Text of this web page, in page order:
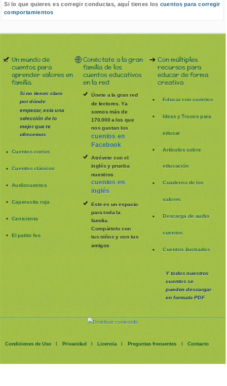
Si lo que quieres es corregir conductas, aquí tienes los cuentos para corregir
comportamientos
Un mundo de
cuentos para
aprender valores en
familia.
Si no tienes claro
por dónde
empezar, esta una
selección de lo
mejor que te
ofrecemos
Cuentos cortos
Cuentos clásicos
Audiocuentos
Caperucita roja
Cenicienta
El patito feo
Conéctate a la gran
familia de los
cuentos educativos
en la red
Únete a la gran red
de lectores. Ya
somos más de
170.000 a los que
nos gustan los
cuentos en
Facebook
Atrévete con el
inglés y prueba
nuestros
cuentos en
inglés
Este es un espacio
para toda la
familia
Compártelo con
tus niños y con tus
amigos
Con múltiples
recursos para
educar de forma
creativa
Educar con cuentos
Ideas y Trucos para
educar
Artículos sobre
educación
Cuaderno de los
valores
Descarga de audio
cuentos
Cuentos ilustrados
Y todos nuestros
cuentos se
puedendescargar
en formato PDF
Condiciones de Uso | Privacidad | Licencia | Preguntas frecuentes | Contacto